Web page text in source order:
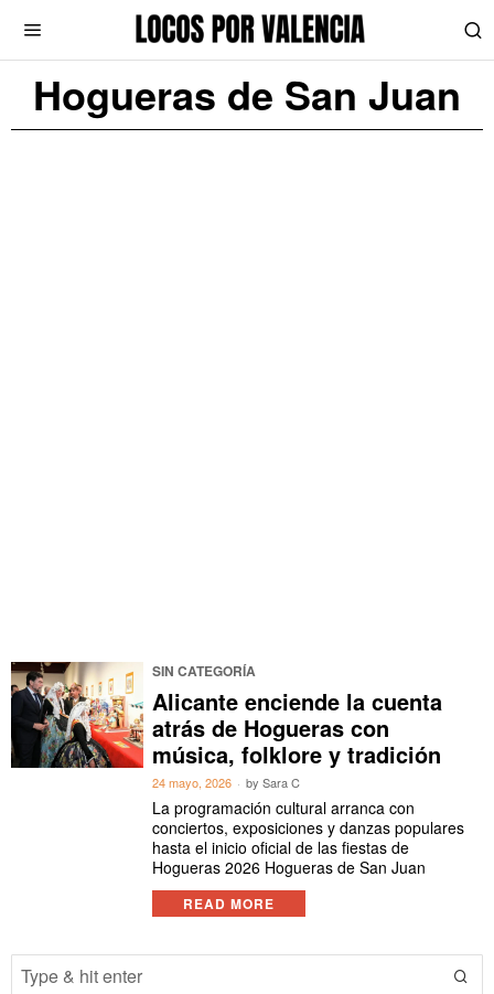
Hogueras de San Juan
SIN CATEGORÍA
Alicante enciende la cuenta
atrás de Hogueras con
música, folklore y tradición
24 mayo, 2026 bySara C
La programación cultural arranca con
conciertos, exposiciones y danzas populares
hasta el inicio oficial de las fiestas de
Hogueras 2026 Hogueras de San Juan
READ MORE